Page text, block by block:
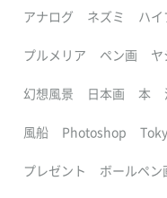
アナログ ネズミ ハ
プルメリア ペン画 ヤ
幻想風景 日本画 本
風船 Photoshop
プレゼント ボールペン